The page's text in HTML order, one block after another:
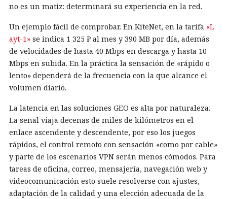
no es un matiz: determinará su experiencia en la red.
Un ejemplo fácil de comprobar. En KiteNet, en la tarifa «L
ayt-1» se indica 1 325 ₽ al mes y 390 MB por día, además
de velocidades de hasta 40 Mbps en descarga y hasta 10
Mbps en subida. En la práctica la sensación de «rápido o
lento» dependerá de la frecuencia con la que alcance el
volumen diario.
La latencia en las soluciones GEO es alta por naturaleza.
La señal viaja decenas de miles de kilómetros en el
enlace ascendente y descendente, por eso los juegos
rápidos, el control remoto con sensación «como por cable»
y parte de los escenarios VPN serán menos cómodos. Para
tareas de oficina, correo, mensajería, navegación web y
videocomunicación esto suele resolverse con ajustes,
adaptación de la calidad y una elección adecuada de la